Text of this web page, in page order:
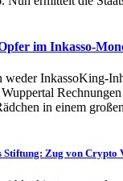
im Inkasso-
InkassoKing-
in einem
Stiftung: Zug von